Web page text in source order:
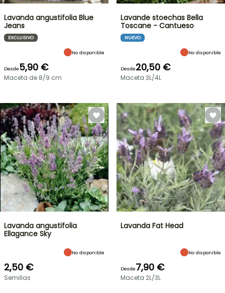
Lavanda angustifolia Blue
Jeans
EXCLUSIVO
No disponible
Desde5,90 €
Maceta de 8/9 cm
Lavande stoechas Bella
Toscane - Cantueso
NUEVO
No disponible
Desde20,50 €
Maceta 3L/4L
Lavanda angustifolia
Ellagance Sky
No disponible
2,50 €
Semillas
Lavanda Fat Head
No disponible
Desde7,90 €
Maceta 2L/3L